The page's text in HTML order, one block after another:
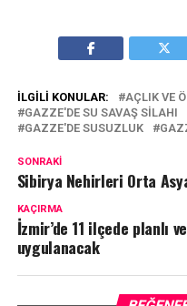
İLGILI KONULAR:
AÇLIK VE
GAZZE'DE SU SAVAŞ SILAHI
GAZZE'DE SUSUZLUK
SONRAKI
Sibirya Nehirleri Orta
KAÇIRMA
İzmir’de 11 ilçede planlı
uygulanacak